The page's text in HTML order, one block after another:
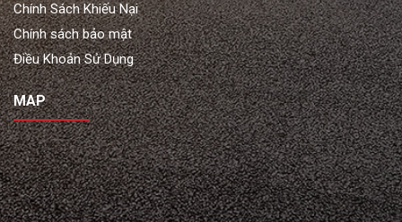
Chính Sách Khiếu Nại
Chính sách bảo mật
Điều Khoản Sử Dụng
MAP